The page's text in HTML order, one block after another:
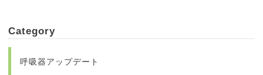
Category
呼吸器アップデート